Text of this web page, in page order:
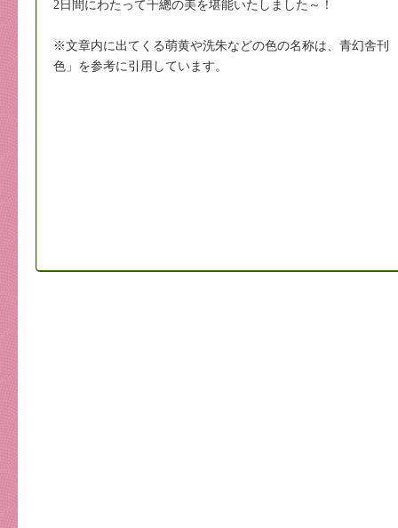
2日間にわたって千總の美を堪能いたしました～！
※文章内に出てくる萌黄や洗朱などの色の名称は、青幻舎
色」を参考に引用しています。